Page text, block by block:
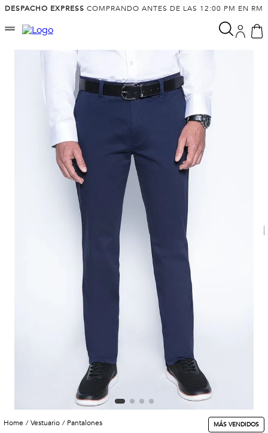
DESPACHO EXPRESS COMPRANDO ANTES DE LAS 12:00 PM EN RM
vestuario pantalones MÁS VENDIDOS